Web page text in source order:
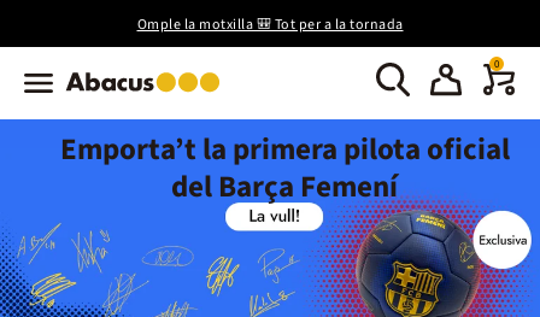
Omple la motxilla 🎒 Tot per a la tornada
0
Emporta’t la primera pilota oficial
del Barça Femení